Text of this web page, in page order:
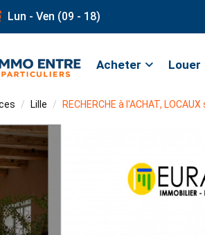
Lun - Ven (09 - 18)
Acheter Louer
Lille RECHERCHE à l'ACHAT,